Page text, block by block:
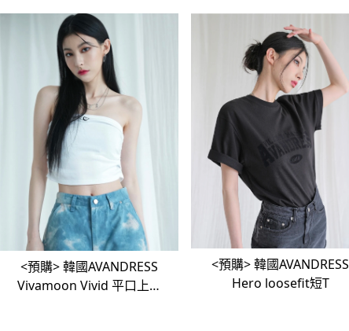
<預購> 韓國AVANDRESS
Vivamoon Vivid 平口上衣
<預購> 韓國AVANDRESS
Hero loosefit短T